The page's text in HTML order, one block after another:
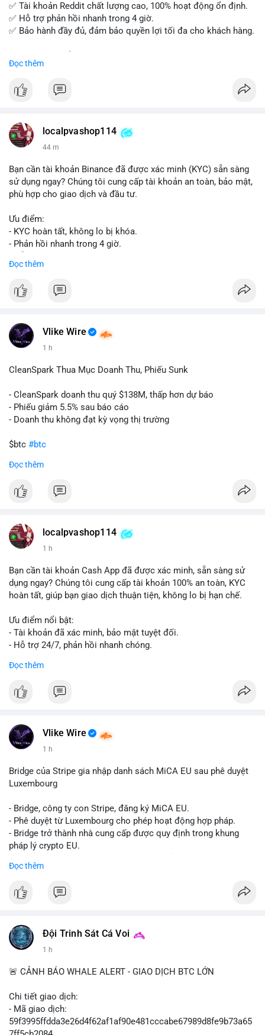
✅ Tài khoản Reddit chất lượng cao, 100% hoạt động ổn định.
✅ Hỗ trợ phản hồi nhanh trong 4 giờ.
✅ Bảo hành đầy đủ, đảm bảo quyền lợi tối đa cho khách hàng.
📞 WhatsApp: +1 660 215-8938
📧 Email: localpvashop@gmail.com
của bạn!
Đọc thêm
localpvashop114
44 m
Bạn cần tài khoản Binance đã được xác minh (KYC) sẵn sàng
sử dụng ngay? Chúng tôi cung cấp tài khoản an toàn, bảo mật,
phù hợp cho giao dịch và đầu tư.
Ưu điểm:
- KYC hoàn tất, không lo bị khóa.
- Phản hồi nhanh trong 4 giờ.
📞 WhatsApp: +1 660 215-8938
Đọc thêm
Vlike Wire
1 h
CleanSpark Thua Mục Doanh Thu, Phiếu Sunk
- CleanSpark doanh thu quý $138M, thấp hơn dự báo
- Phiếu giảm 5.5% sau báo cáo
- Doanh thu không đạt kỳ vọng thị trường
$btc #btc
#vlikevn
📰 Nguồn: Cointelegraph
Đọc thêm
localpvashop114
1 h
Bạn cần tài khoản Cash App đã được xác minh, sẵn sàng sử
dụng ngay? Chúng tôi cung cấp tài khoản 100% an toàn, KYC
hoàn tất, giúp bạn giao dịch thuận tiện, không lo bị hạn chế.
Ưu điểm nổi bật:
- Tài khoản đã xác minh, bảo mật tuyệt đối.
- Hỗ trợ 24/7, phản hồi nhanh chóng.
nay:
📧 Email: localpvashop@gmail.com
Đọc thêm
Vlike Wire
1 h
Bridge của Stripe gia nhập danh sách MiCA EU sau phê duyệt
Luxembourg
- Bridge, công ty con Stripe, đăng ký MiCA EU.
- Phê duyệt từ Luxembourg cho phép hoạt động hợp pháp.
- Bridge trở thành nhà cung cấp được quy định trong khung
pháp lý crypto EU.
#luxembourg
#vlikevn #titanbot
📰 Nguồn: Cointelegraph
Đọc thêm
Đội Trinh Sát Cá Voi
1 h
🚨 CẢNH BÁO WHALE ALERT - GIAO DỊCH BTC LỚN
Chi tiết giao dịch:
- Mã giao dịch:
59f3995ffdda3e26d4f62af1af90e481cccabe67989d8fe9b73a65